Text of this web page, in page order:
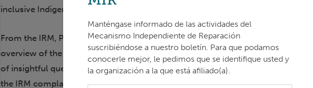
inclusive Indigenous Peoples policies.
From the IRM, Peter Carlson, Sue Kyung Hwang, and Preksha Kumar provided
overview of the GCF and the core mandate of the IRM. Participants asked a
of insightful questions throughout the session on accessibility, GCF projects,
the IRM complaint process.
Manténgase informado de las actividades del
Mecanismo Independiente de Reparación
suscribiéndose a nuestro boletín. Para que podamos
conocerle mejor, le pedimos que se identifique usted y
la organización a la que está afiliado(a).